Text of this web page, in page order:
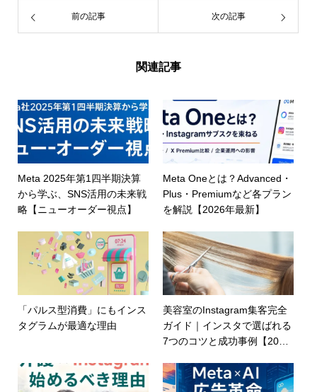
前の記事 次の記事
関連記事
Meta 2025年第1四半期決算
から学ぶ、SNS活用の未来戦
略【ニューオーダー視点】
Meta Oneとは？Advanced・
Plus・Premiumなど各プラン
を解説【2026年最新】
「パルス型消費」にもインス
タグラムが最適な理由
美容室のInstagram集客完全
ガイド｜インスタで選ばれる
7つのコツと成功事例【2026